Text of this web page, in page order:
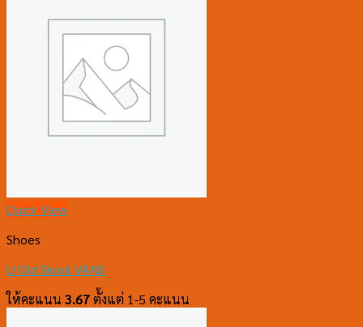
Quick View
Shoes
U Old Skool VANS
ให้คะแนน 3.67ตั้งแต่ 1-5 คะแนน